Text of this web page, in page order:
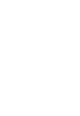
lxs